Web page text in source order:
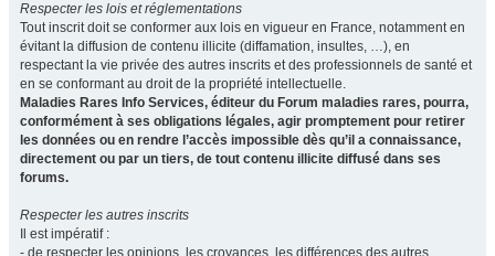
Respecter les lois et réglementations
Tout inscrit doit se conformer aux lois en vigueur en France, notamment en
évitant la diffusion de contenu illicite (diffamation, insultes, …), en
respectant la vie privée des autres inscrits et des professionnels de santé et
en se conformant au droit de la propriété intellectuelle.
Maladies Rares Info Services, éditeur du Forum maladies rares, pourra,
conformément à ses obligations légales, agir promptement pour retirer
les données ou en rendre l’accès impossible dès qu’il a connaissance,
directement ou par un tiers, de tout contenu illicite diffusé dans ses
forums.
Respecter les autres inscrits
Il est impératif :
- de respecter les opinions, les croyances, les différences des autres